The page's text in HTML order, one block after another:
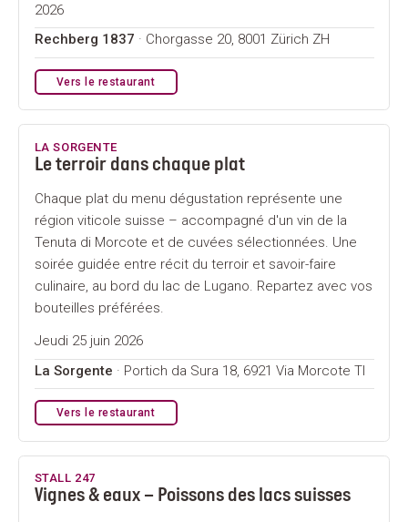
2026
Rechberg 1837 · Chorgasse 20, 8001 Zürich ZH
Vers le restaurant
LA SORGENTE
Le terroir dans chaque plat
Chaque plat du menu dégustation représente une
région viticole suisse – accompagné d'un vin de la
Tenuta di Morcote et de cuvées sélectionnées. Une
soirée guidée entre récit du terroir et savoir-faire
culinaire, au bord du lac de Lugano. Repartez avec vos
bouteilles préférées.
Jeudi 25 juin 2026
La Sorgente · Portich da Sura 18, 6921 Via Morcote TI
Vers le restaurant
STALL 247
Vignes & eaux – Poissons des lacs suisses